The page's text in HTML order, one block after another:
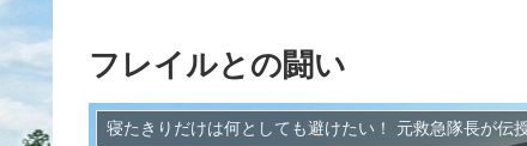
フレイルとの闘い
寝たきりだけは何としても避けたい！ 元救急隊長が伝